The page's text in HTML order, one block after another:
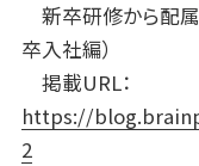
新卒研修から配
卒入社編）
掲載URL：
https://
2